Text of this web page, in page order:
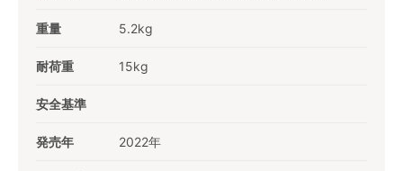
重量 5.2kg
耐荷重 15kg
安全基準
発売年 2022年